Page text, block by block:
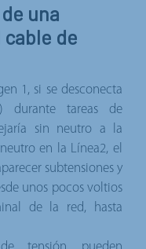
una
de
1, si se desconecta
durante tareas de
sin neutro a la
en la Línea2, el
subtensiones y
unos pocos voltios
de la red, hasta